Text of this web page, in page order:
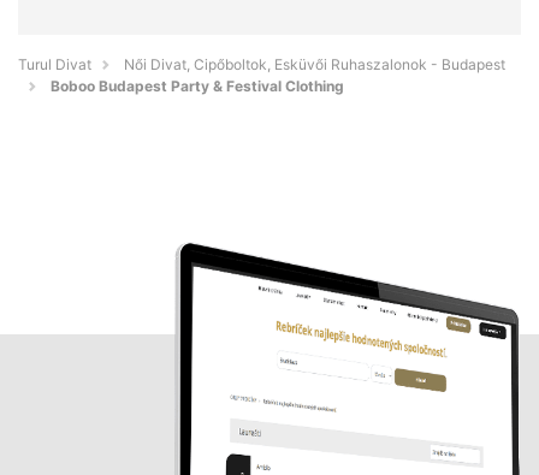
Turul Divat
Női Divat, Cipőboltok, Esküvői Ruhaszalonok - Budapest
Boboo Budapest Party & Festival Clothing